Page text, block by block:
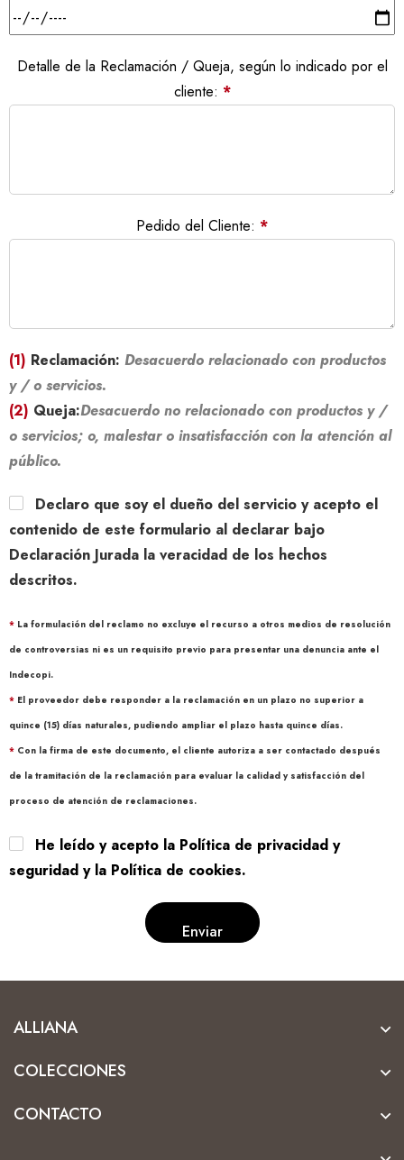
Detalle de la Reclamación / Queja, según lo indicado por el
cliente: *
Pedido del Cliente: *
(1) Reclamación: Desacuerdo relacionado con productos
y / o servicios.
(2) Queja:Desacuerdo no relacionado con productos y /
o servicios; o, malestar o insatisfacción con la atención al
público.
Declaro que soy el dueño del servicio y acepto el
contenido de este formulario al declarar bajo
Declaración Jurada la veracidad de los hechos
descritos.
* La formulación del reclamo no excluye el recurso a otros medios de resolución
de controversias ni es un requisito previo para presentar una denuncia ante el
Indecopi.
* El proveedor debe responder a la reclamación en un plazo no superior a
quince (15) días naturales, pudiendo ampliar el plazo hasta quince días.
* Con la firma de este documento, el cliente autoriza a ser contactado después
de la tramitación de la reclamación para evaluar la calidad y satisfacción del
proceso de atención de reclamaciones.
He leído y acepto la Política de privacidad y
seguridad y la Política de cookies.
ALLIANA
COLECCIONES
CONTACTO